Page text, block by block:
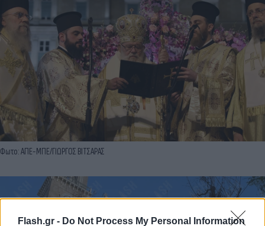
Flash.gr - Do Not Process My Personal Information
Φωτο: ΑΠΕ-ΜΠΕ/ΓΙΩΡΓΟΣ ΒΙΤΣΑΡΑΣ